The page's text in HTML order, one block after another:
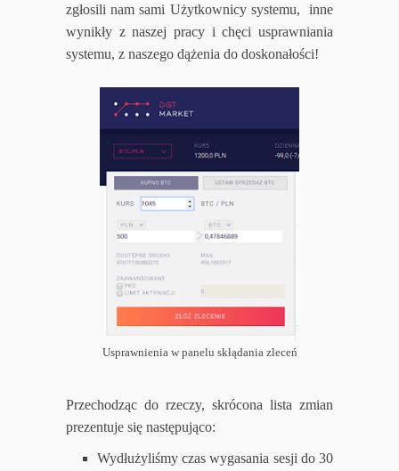
zgłosili nam sami Użytkownicy systemu, inne
wynikły z naszej pracy i chęci usprawniania
systemu, z naszego dążenia do doskonałości!
Usprawnienia w panelu skłądania zleceń
Przechodząc do rzeczy, skrócona lista zmian
prezentuje się następująco:
Wydłużyliśmy czas wygasania sesji do 30